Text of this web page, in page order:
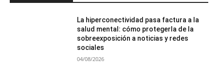
La hiperconectividad pasa factura a la
salud mental: cómo protegerla de la
sobreexposición a noticias y redes
sociales
04/08/2026